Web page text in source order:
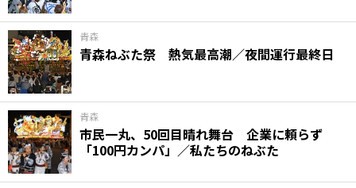
青森
青森ねぶた祭 熱気最高潮／夜間運行最終日
青森
市民一丸、50回目晴れ舞台 企業に頼らず
「100円カンパ」／私たちのねぶた